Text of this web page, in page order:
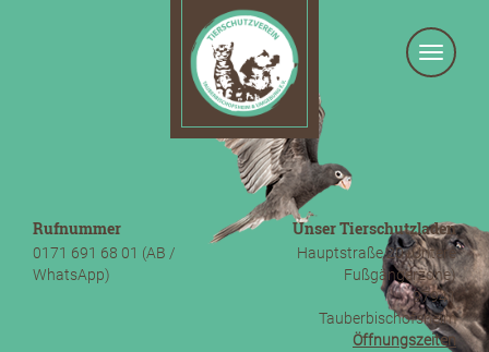
Toggle
Rufnummer
0171 691 68 01 (AB /
WhatsApp)
Unser Tierschutzladen
Hauptstraße 20 (Untere
Fußgängerzone)
97941
Tauberbischofsheim
Öffnungszeiten